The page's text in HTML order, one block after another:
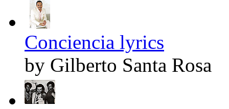
Conciencia lyrics
by Gilberto Santa Rosa